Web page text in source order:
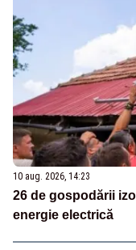
10 aug. 2026, 14:23
26 de gospodării
energie electrică